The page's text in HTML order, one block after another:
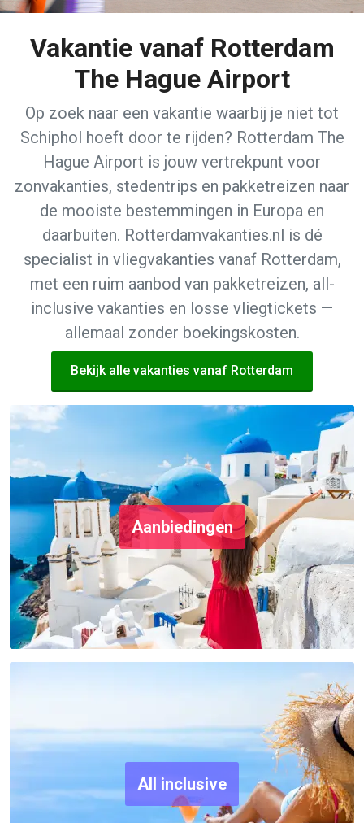
Vakantie vanaf Rotterdam
The Hague Airport
Op zoek naar een vakantie waarbij je niet tot
Schiphol hoeft door te rijden? Rotterdam The
Hague Airport is jouw vertrekpunt voor
zonvakanties, stedentrips en pakketreizen naar
de mooiste bestemmingen in Europa en
daarbuiten. Rotterdamvakanties.nl is dé
specialist in vliegvakanties vanaf Rotterdam,
met een ruim aanbod van pakketreizen, all-
inclusive vakanties en losse vliegtickets —
allemaal zonder boekingskosten.
Bekijk alle vakanties vanaf Rotterdam
Aanbiedingen
All inclusive